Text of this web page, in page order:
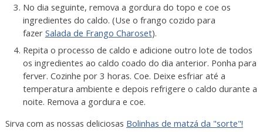
No dia seguinte, remova a gordura do topo e coe os
ingredientes do caldo. (Use o frango cozido para
fazer Salada de Frango Charoset).
Repita o processo de caldo e adicione outro lote de todos
os ingredientes ao caldo coado do dia anterior. Ponha para
ferver. Cozinhe por 3 horas. Coe. Deixe esfriar até a
temperatura ambiente e depois refrigere o caldo durante a
noite. Remova a gordura e coe.
Sirva com as nossas deliciosas Bolinhas de matzá da "sorte"!